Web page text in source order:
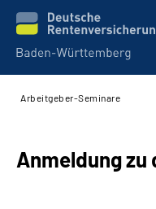
Beratung und Kontakt
Kunden
Arbeitgeber-Seminare
Anmeldung